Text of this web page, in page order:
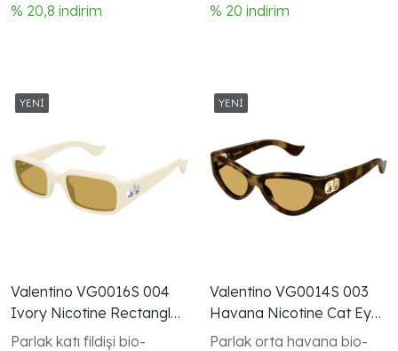
% 20,8 indirim % 20 indirim
Valentino VG0016S 004
Ivory Nicotine Rectangle
VLogo Gunes Gozlugu
Parlak katı fildişi bio-
Valentino VG0014S 003
Havana Nicotine Cat Eye
VLogo Gunes Gozlugu
Parlak orta havana bio-